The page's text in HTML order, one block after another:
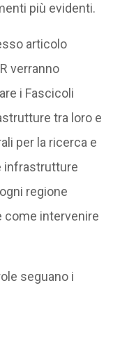
più evidenti.
articolo
verranno
i Fascicoli
tra loro e
per la ricerca e
infrastrutture
regione
come intervenire
seguano i